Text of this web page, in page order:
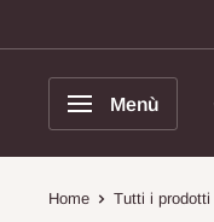
al
contenuto
Menù
Home Tutti i prodotti